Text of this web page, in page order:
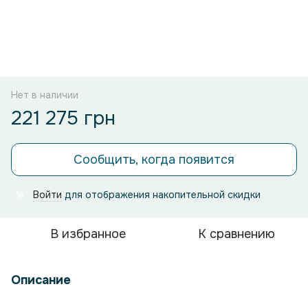
Нет в наличии
221 275 грн
Сообщить, когда появится
Войти для отображения накопительной скидки
В избранное К сравнению
Описание